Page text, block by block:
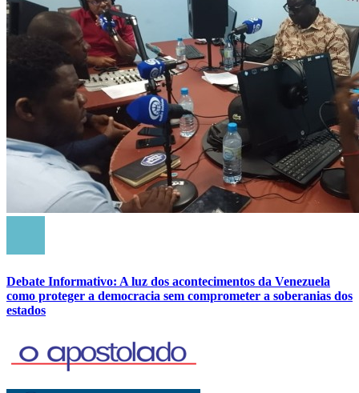
Debate Informativo: A luz dos acontecimentos da Venezuela
como proteger a democracia sem comprometer a soberanias dos
estados